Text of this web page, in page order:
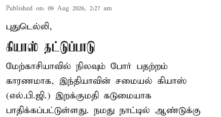
Published on: 09 Aug 2026, 2:27 am
புதுடெல்லி,
கியாஸ் தட்டுப்பாடு
மேற்காசியாவில் நிலவும் போர் பதற்றம்
காரணமாக, இந்தியாவின் சமையல் கியாஸ்
(எல்.பி.ஜி.) இறக்குமதி கடுமையாக
பாதிக்கப்பட்டுள்ளது. நமது நாட்டில் ஆண்டுக்கு